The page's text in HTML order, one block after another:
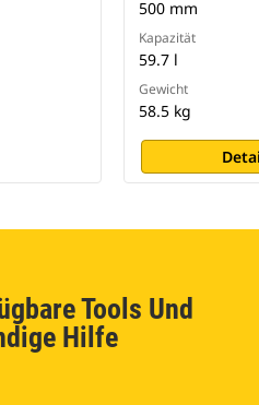
500 mm
Kapazität
59.7 l
Gewicht
58.5 kg
Tools Und
Hilfe